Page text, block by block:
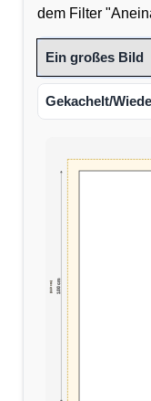
dem Filter
Ein großes Bild
Gekachelt/
100 cm
(110 cm)